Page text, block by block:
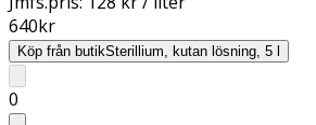
640kr
Köp från butikSterillium, kutan lösning, 5 l
0